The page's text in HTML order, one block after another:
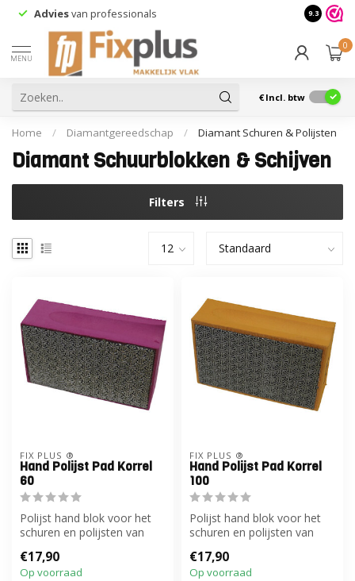
Adviesvan professionals 9.3
MENU
0
€ Incl. btw
Home / Diamantgereedschap / Diamant Schuren & Polijsten
Diamant Schuurblokken & Schijven
Filters
FIX PLUS ®
Hand Polijst Pad Korrel
60
Polijst hand blok voor het
schuren en polijsten van
€17,90
Op voorraad
FIX PLUS ®
Hand Polijst Pad Korrel
100
Polijst hand blok voor het
schuren en polijsten van
€17,90
Op voorraad